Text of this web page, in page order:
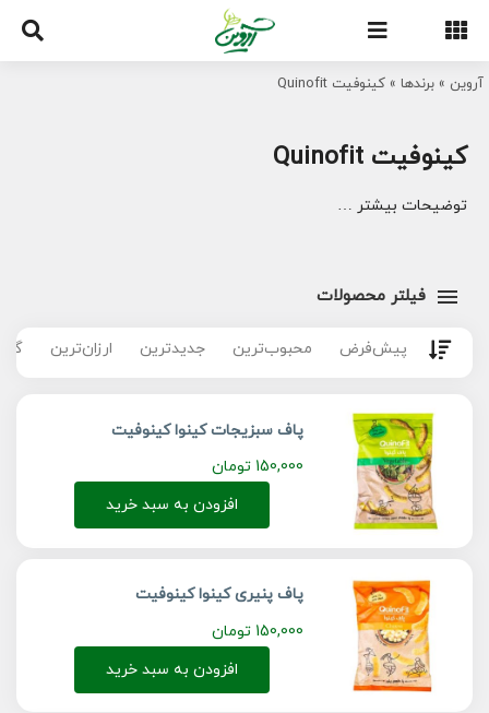
content
آروین » برندها » کینوفیت Quinofit
کینوفیت Quinofit
توضیحات بیشتر …
فیلتر محصولات
پیش‌فرض محبوب‌ترین جدیدترین ارزان‌ترین
پاف سبزیجات کینوا کینوفیت
150,000 تومان
افزودن به سبد خرید
پاف پنیری کینوا کینوفیت
150,000 تومان
افزودن به سبد خرید